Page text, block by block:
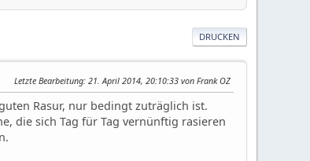
DRUCKEN
Letzte Bearbeitung: 21. April 2014, 20:10:33 von Frank OZ
Rasur, nur bedingt zuträglich ist.
die sich Tag für Tag vernünftig rasieren